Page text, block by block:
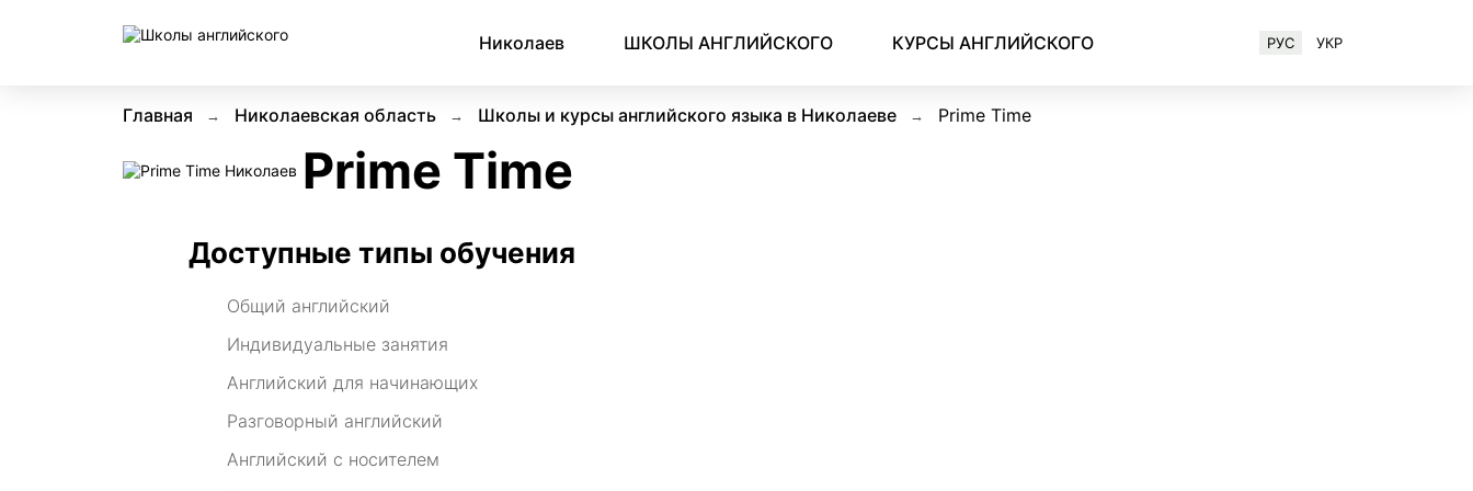
РУС УКР
Николаев ШКОЛЫ АНГЛИЙСКОГО КУРСЫ АНГЛИЙСКОГО
Главная Николаевская область Школы и курсы английского языка в Николаеве Prime Time
Prime Time
Доступные типы обучения
Общий английский
Индивидуальные занятия
Английский для начинающих
Разговорный английский
Английский с носителем